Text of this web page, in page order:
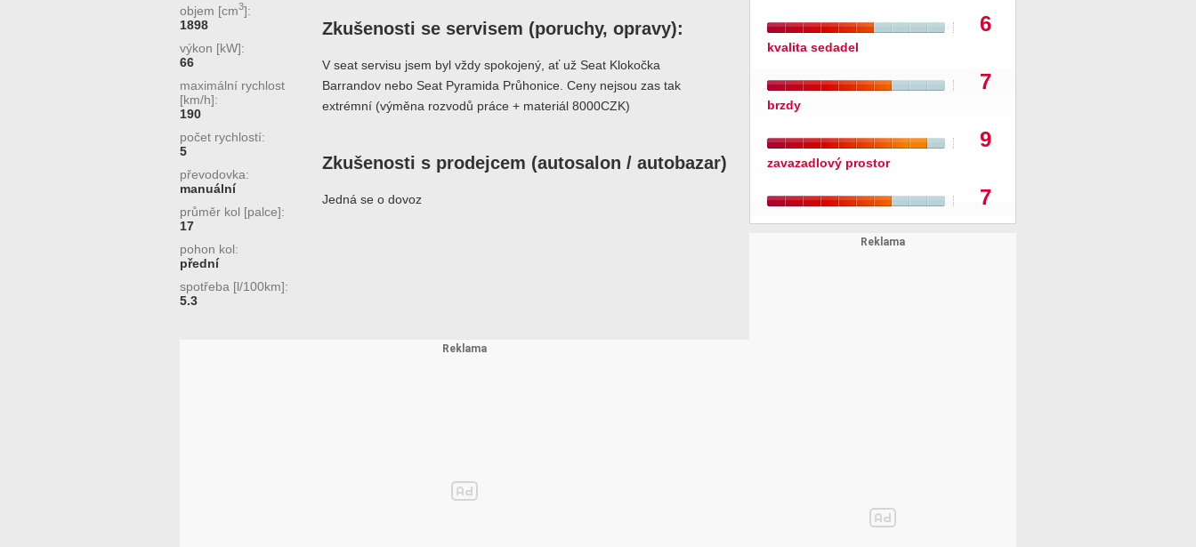
objem [cm3]:
1898
výkon [kW]:
66
maximální rychlost
[km/h]:
190
počet rychlostí:
5
převodovka:
manuální
průměr kol [palce]:
17
pohon kol:
přední
spotřeba [l/100km]:
5.3
Zkušenosti se servisem (poruchy, opravy):
V seat servisu jsem byl vždy spokojený, ať už Seat Klokočka
Barrandov nebo Seat Pyramida Průhonice. Ceny nejsou zas tak
extrémní (výměna rozvodů práce + materiál 8000CZK)
Zkušenosti s prodejcem (autosalon / autobazar)
Jedná se o dovoz
6
kvalita sedadel
7
brzdy
9
zavazadlový prostor
7